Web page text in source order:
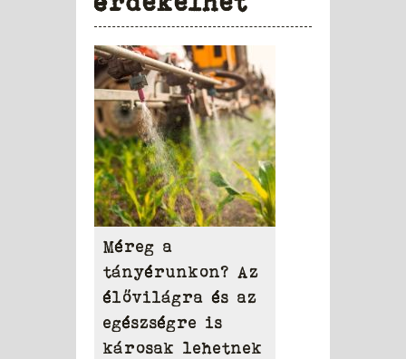
Méreg a
tányérunkon? Az
élővilágra és az
egészségre is
károsak lehetnek